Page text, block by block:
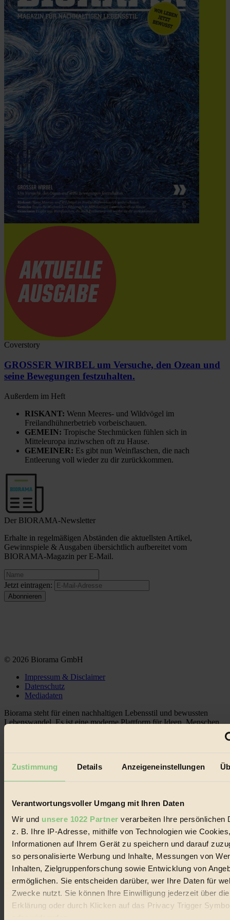
Zustimmung Details Anzeigeneinstellungen
Verantwortungsvoller Umgang mit Ihren Daten
Wir und unsere 1022 Partner verarbeiten Ihre persönlichen
z. B. Ihre IP-Adresse, mithilfe von Technologien wie
Informationen auf Ihrem Gerät zu speichern und darauf
so personalisierte Werbung und Inhalte, Messungen von
Inhalten, Zielgruppenforschung sowie Entwicklung von
ermöglichen. Sie entscheiden darüber, wer Ihre Daten für
Zwecke nutzt. Sie können Ihre Einwilligung jederzeit über
Erklärung oder durch Klicken auf das Privacy Trigger
Coverstory
GROSSER WIRBEL um Versuche, den Ozean und
seine Bewegungen festzuhalten.
Außerdem im Heft
RISKANT: Wenn Meeres- und Wildvögel im
Freilandhühnerbetrieb vorbeischauen.
GEMEIN: Tropische Stechmücken fühlen sich in
Mitteleuropa inziwschen oft zu Hause.
GEMEINER: Es gibt nun Weinflaschen, die nach
Entleerung voll wieder zu dir zurückkommen.
Der BIORAMA-Newsletter
Erhalte in regelmäßigen Abständen die aktuellsten Artikel,
Gewinnspiele & Ausgaben übersichtlich aufbereitet vom
BIORAMA-Magazin per E-Mail.
Jetzt eintragen:
© 2026 Biorama GmbH
Impressum & Disclaimer
Datenschutz
Mediadaten
Biorama steht für einen nachhaltigen Lebensstil und bewussten
Lebenswandel. Es ist eine moderne Plattform für Ideen, Menschen
Social Media
Themen
Bio
Nachhaltigkeit